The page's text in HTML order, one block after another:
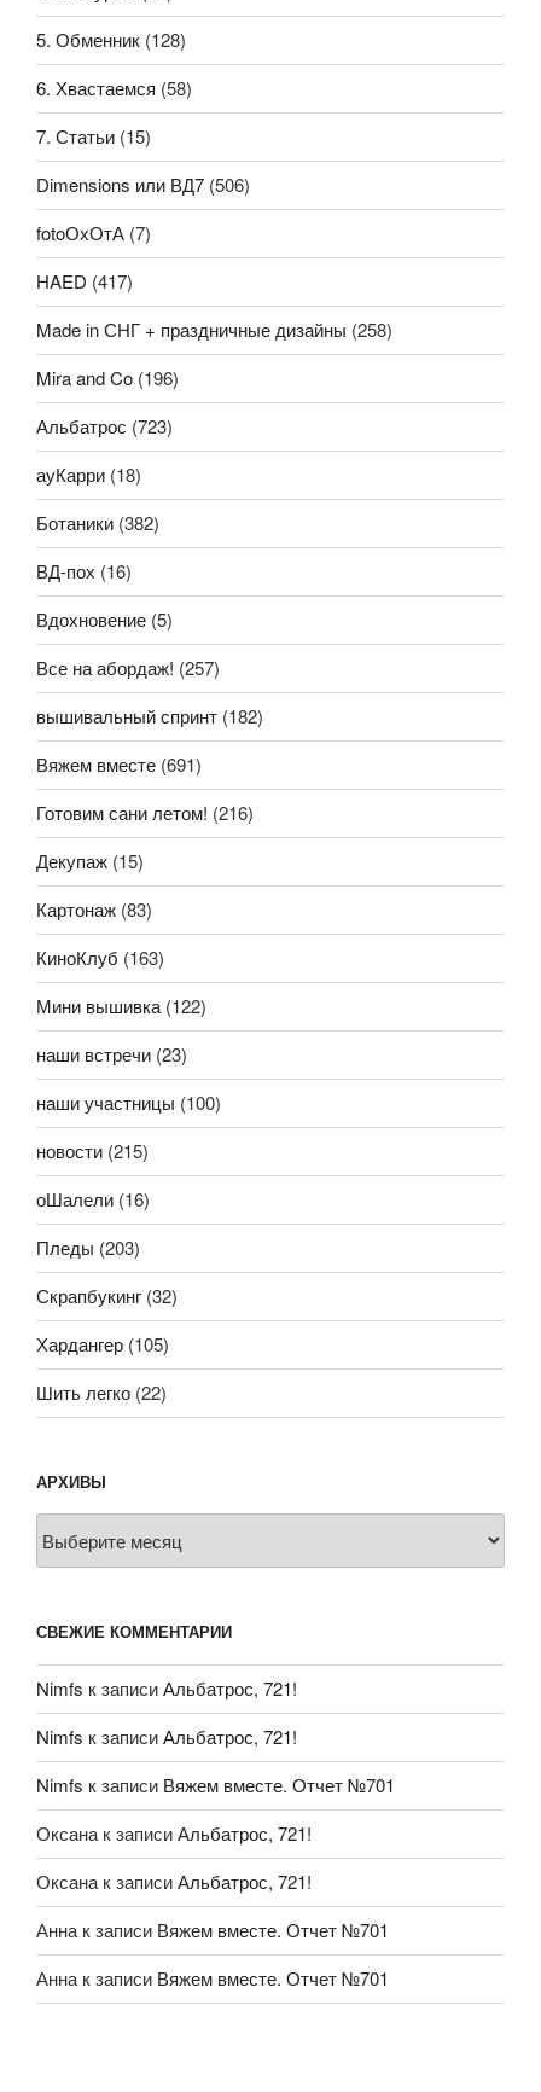
5. Обменник (128)
6. Хвастаемся (58)
7. Статьи (15)
Dimensions или ВД7 (506)
fotoОхОтА (7)
HAED (417)
Made in СНГ + праздничные дизайны (258)
Mira and Co (196)
Альбатрос (723)
ауКарри (18)
Ботаники (382)
ВД-пох (16)
Вдохновение (5)
Все на абордаж! (257)
вышивальный спринт (182)
Вяжем вместе (691)
Готовим сани летом! (216)
Декупаж (15)
Картонаж (83)
КиноКлуб (163)
Мини вышивка (122)
наши встречи (23)
наши участницы (100)
новости (215)
оШалели (16)
Пледы (203)
Скрапбукинг (32)
Хардангер (105)
Шить легко (22)
АРХИВЫ
СВЕЖИЕ КОММЕНТАРИИ
Nimfs к записиАльбатрос, 721!
Nimfs к записиАльбатрос, 721!
Nimfs к записи Вяжем вместе. Отчет №701
Оксана к записиАльбатрос, 721!
Оксана к записиАльбатрос, 721!
Анна к записи Вяжем вместе. Отчет №701
Анна к записи Вяжем вместе. Отчет №701